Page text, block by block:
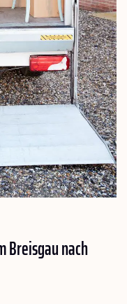
Breisgau nach